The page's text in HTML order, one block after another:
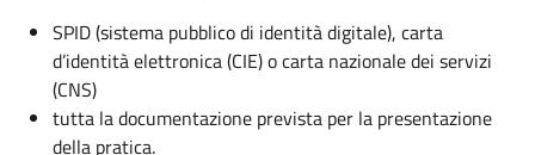
SPID (sistema pubblico di identità digitale), carta
d’identità elettronica (CIE) o carta nazionale dei servizi
(CNS)
tutta la documentazione prevista per la presentazione
della pratica.